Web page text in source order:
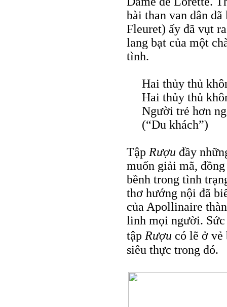
bài than van dân
Fleuret) ấy đã vụt
lang bạt của một
tình.
Hai thủy thủ
Hai thủy thủ
Người trẻ hơn
(“Du khách”)
Tập Rượu đầy
muốn giải mã,
bềnh trong tình
thơ hướng nội đã
của Apollinaire
linh mọi người. Sức
tập Rượu có lẽ ở
siêu thực trong đó.